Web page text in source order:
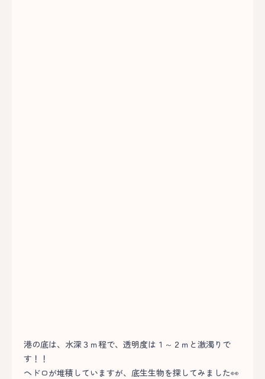
港の底は、水深３ｍ程で、透明度は１～２ｍと激濁りで
す！！
ヘドロが堆積していますが、底生生物を探してみました👀